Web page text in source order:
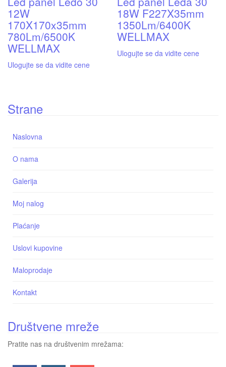
12W
170X170x35mm
780Lm/6500K
WELLMAX
Ulogujte se da vidite cene
18W F227X35mm
1350Lm/6400K
WELLMAX
Ulogujte se da vidite cene
Strane
Naslovna
O nama
Galerija
Moj nalog
Plaćanje
Uslovi kupovine
Maloprodaje
Kontakt
Društvene mreže
Pratite nas na društvenim mrežama: